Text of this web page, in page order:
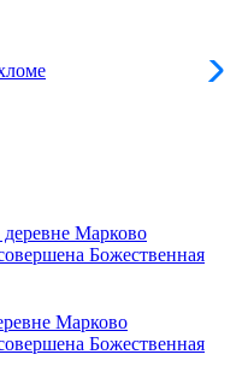
Марково
Божественная